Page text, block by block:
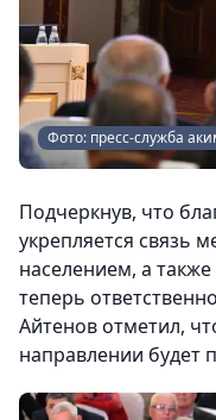
Фото: пресс-служба
Подчеркнув, что
укрепляется связь
населением, а
теперь
Айтенов отметил,
направлении будет